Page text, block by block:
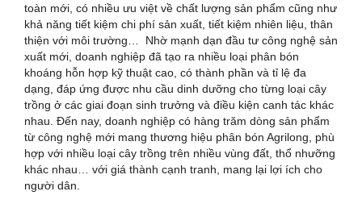
toàn mới, có nhiều ưu việt về chất lượng sản phẩm cũng như
khả năng tiết kiệm chi phí sản xuất, tiết kiệm nhiên liệu, thân
thiện với môi trường… Nhờ mạnh dạn đầu tư công nghệ sản
xuất mới, doanh nghiệp đã tạo ra nhiều loại phân bón
khoáng hỗn hợp kỹ thuật cao, có thành phần và tỉ lệ đa
dạng, đáp ứng được nhu cầu dinh dưỡng cho từng loại cây
trồng ở các giai đoạn sinh trưởng và điều kiện canh tác khác
nhau. Đến nay, doanh nghiệp có hàng trăm dòng sản phẩm
từ công nghệ mới mang thương hiệu phân bón Agrilong, phù
hợp với nhiều loại cây trồng trên nhiều vùng đất, thổ nhưỡng
khác nhau… với giá thành cạnh tranh, mang lại lợi ích cho
người dân.